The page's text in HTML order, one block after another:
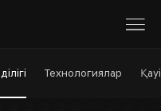
Технологиялар